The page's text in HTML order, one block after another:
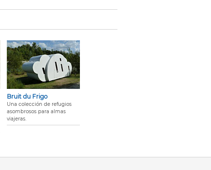
Bruit du Frigo
Una colección de refugios
asombrosos para almas
viajeras.